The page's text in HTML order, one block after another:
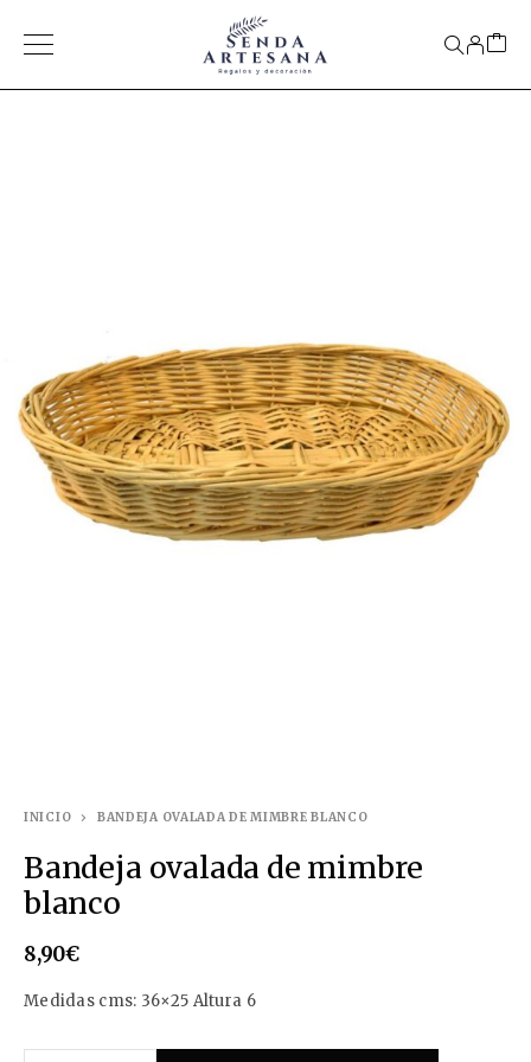
INICIO BANDEJA OVALADA DE MIMBRE BLANCO
Bandeja ovalada de mimbre
blanco
8,90€
Medidas cms: 36×25 Altura 6